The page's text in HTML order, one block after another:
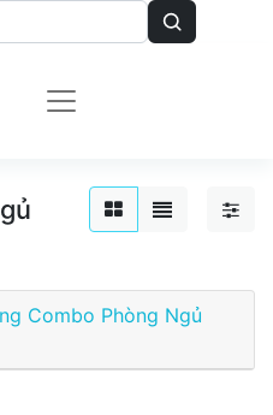
Combo Phòng Ngủ